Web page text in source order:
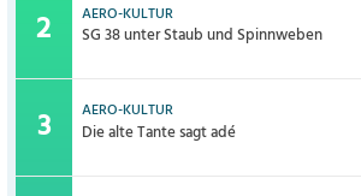
AERO-KULTUR
SG 38 unter Staub und Spinnweben
AERO-KULTUR
Die alte Tante sagt adé